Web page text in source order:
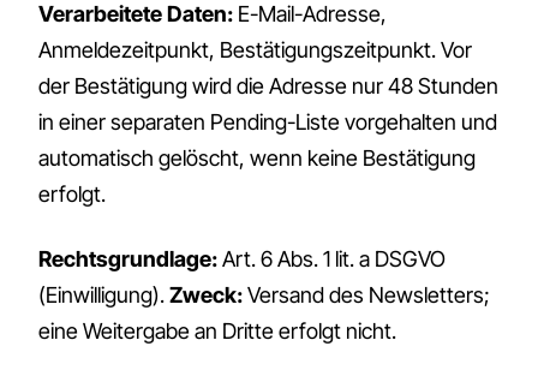
Verarbeitete Daten: E-Mail-Adresse,
Anmeldezeitpunkt, Bestätigungszeitpunkt. Vor
der Bestätigung wird die Adresse nur 48 Stunden
in einer separaten Pending-Liste vorgehalten und
automatisch gelöscht, wenn keine Bestätigung
erfolgt.
Rechtsgrundlage:Art. 6 Abs. 1 lit. a DSGVO
(Einwilligung).Zweck:Versand des Newsletters;
eine Weitergabe an Dritte erfolgt nicht.